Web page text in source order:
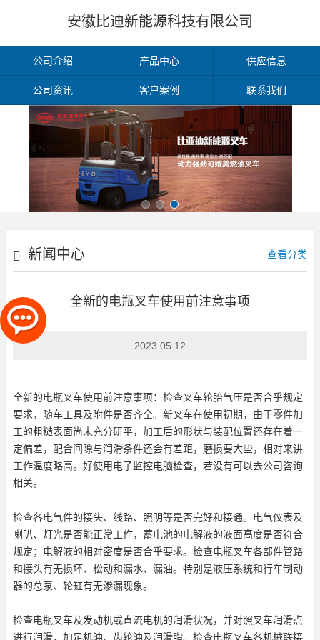
安徽比迪新能源科技有限公司
公司介绍 产品中心 供应信息
公司资讯 客户案例 联系我们
新闻中心 查看分类
全新的电瓶叉车使用前注意事项
2023.05.12
全新的电瓶叉车使用前注意事项：检查叉车轮胎气压是否合乎规定
要求，随车工具及附件是否齐全。新叉车在使用初期，由于零件加
工的粗糙表面尚未充分研平，加工后的形状与装配位置还存在着一
定偏差，配合间隙与润滑条件还会有差距，磨损要大些，相对来讲
工作温度略高。好使用电子监控电脑检查，若没有可以去公司咨询
相关。
检查各电气件的接头、线路、照明等是否完好和接通。电气仪表及
喇叭、灯光是否能正常工作，蓄电池的电解液的液面高度是否符合
规定；电解液的相对密度是否合乎要求。检查电瓶叉车各部件管路
和接头有无损坏、松动和漏水、漏油。特别是液压系统和行车制动
器的总泵、轮缸有无渗漏现象。
检查电瓶叉车及发动机或直流电机的润滑状况，并对照叉车润滑点
进行润滑，加足机油、齿轮油及润滑脂。检查电瓶叉车各机械联接